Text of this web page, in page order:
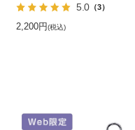
5.0 （3）
2,200円(税込)